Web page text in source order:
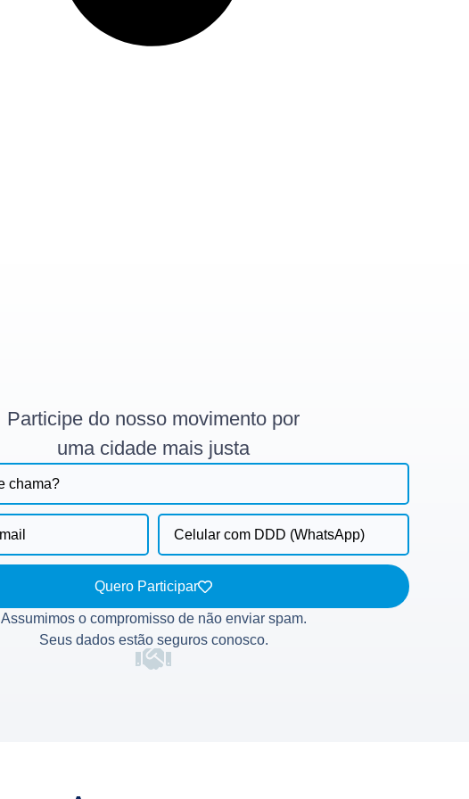
Participe do nosso movimento por
uma cidade mais justa
Quero Participar
Assumimos o compromisso de não enviar spam.
Seus dados estão seguros conosco.